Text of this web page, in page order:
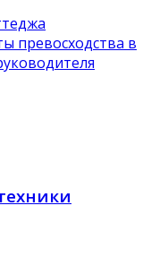
превосходства в